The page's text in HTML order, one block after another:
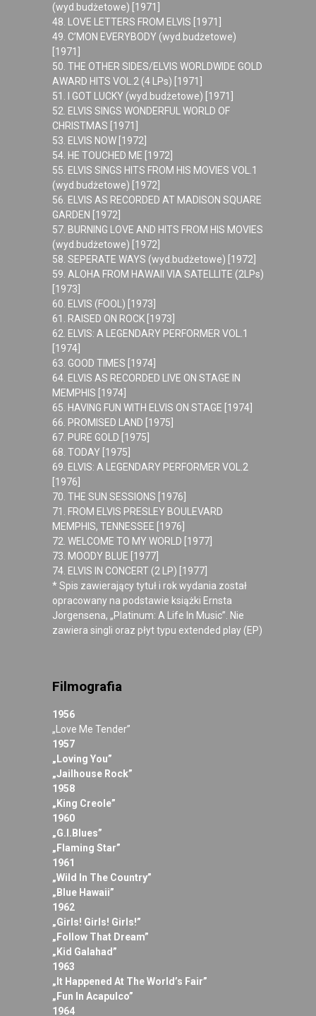
(wyd.budżetowe) [1971]
48. LOVE LETTERS FROM ELVIS [1971]
49. C’MON EVERYBODY (wyd.budżetowe)
[1971]
50. THE OTHER SIDES/ELVIS WORLDWIDE GOLD
AWARD HITS VOL.2 (4 LPs) [1971]
51. I GOT LUCKY (wyd.budżetowe) [1971]
52. ELVIS SINGS WONDERFUL WORLD OF
CHRISTMAS [1971]
53. ELVIS NOW [1972]
54. HE TOUCHED ME [1972]
55. ELVIS SINGS HITS FROM HIS MOVIES VOL.1
(wyd.budżetowe) [1972]
56. ELVIS AS RECORDED AT MADISON SQUARE
GARDEN [1972]
57. BURNING LOVE AND HITS FROM HIS MOVIES
(wyd.budżetowe) [1972]
58. SEPERATE WAYS (wyd.budżetowe) [1972]
59. ALOHA FROM HAWAII VIA SATELLITE (2LPs)
[1973]
60. ELVIS (FOOL) [1973]
61. RAISED ON ROCK [1973]
62. ELVIS: A LEGENDARY PERFORMER VOL.1
[1974]
63. GOOD TIMES [1974]
64. ELVIS AS RECORDED LIVE ON STAGE IN
MEMPHIS [1974]
65. HAVING FUN WITH ELVIS ON STAGE [1974]
66. PROMISED LAND [1975]
67. PURE GOLD [1975]
68. TODAY [1975]
69. ELVIS: A LEGENDARY PERFORMER VOL.2
[1976]
70. THE SUN SESSIONS [1976]
71. FROM ELVIS PRESLEY BOULEVARD
MEMPHIS, TENNESSEE [1976]
72. WELCOME TO MY WORLD [1977]
73. MOODY BLUE [1977]
74. ELVIS IN CONCERT (2 LP) [1977]
* Spis zawierający tytuł i rok wydania został
opracowany na podstawie książki Ernsta
Jorgensena, „Platinum: A Life In Music”. Nie
zawiera singli oraz płyt typu extended play (EP)
Filmografia
1956
„Love Me Tender”
1957
„Loving You”
„Jailhouse Rock”
1958
„King Creole”
1960
„G.I.Blues”
„Flaming Star”
1961
„Wild In The Country”
„Blue Hawaii”
1962
„Girls! Girls! Girls!”
„Follow That Dream”
„Kid Galahad”
1963
„It Happened At The World’s Fair”
„Fun In Acapulco”
1964